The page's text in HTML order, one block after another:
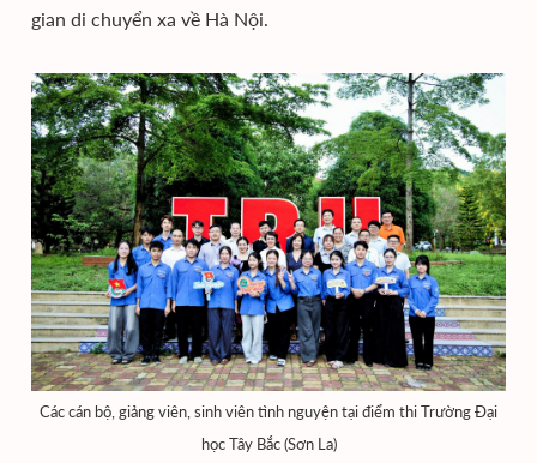
gian di chuyển xa về Hà Nội.
Các cán bộ, giảng viên, sinh viên tình nguyện tại điểm thi Trường Đại
học Tây Bắc (Sơn La)